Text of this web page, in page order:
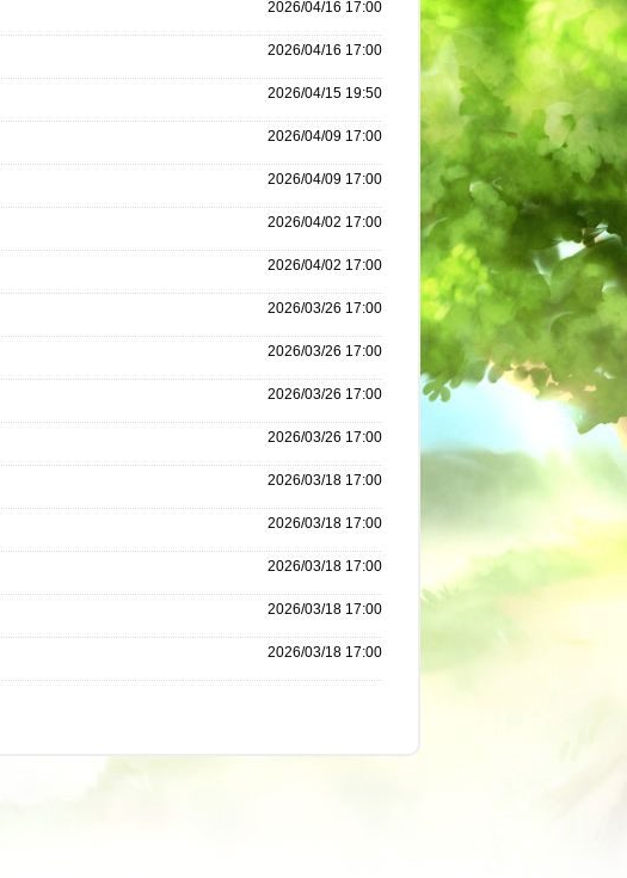
2026/04/16 17:00
2026/04/16 17:00
2026/04/15 19:50
2026/04/09 17:00
2026/04/09 17:00
2026/04/02 17:00
2026/04/02 17:00
2026/03/26 17:00
2026/03/26 17:00
2026/03/26 17:00
2026/03/26 17:00
2026/03/18 17:00
2026/03/18 17:00
2026/03/18 17:00
2026/03/18 17:00
2026/03/18 17:00